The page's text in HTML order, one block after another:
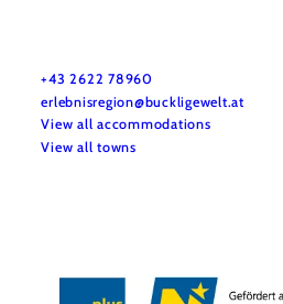
+43 2622 78960
erlebnisregion@buckligewelt.at
View all accommodations
View all towns